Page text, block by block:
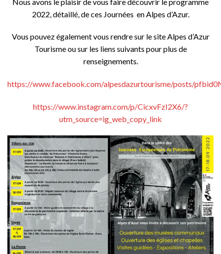
2022, détaillé, de ces Journées en Alpes d’Azur.
Vous pouvez également vous rendre sur le site Alpes d’Azur
Tourisme ou sur les liens suivants pour plus de
renseignements.
https://www.facebook.com/alpesdazurtourisme/posts/
https://www.instagram.com/p/CicxvFzI2X6/?
utm_source=ig_web_copy_link